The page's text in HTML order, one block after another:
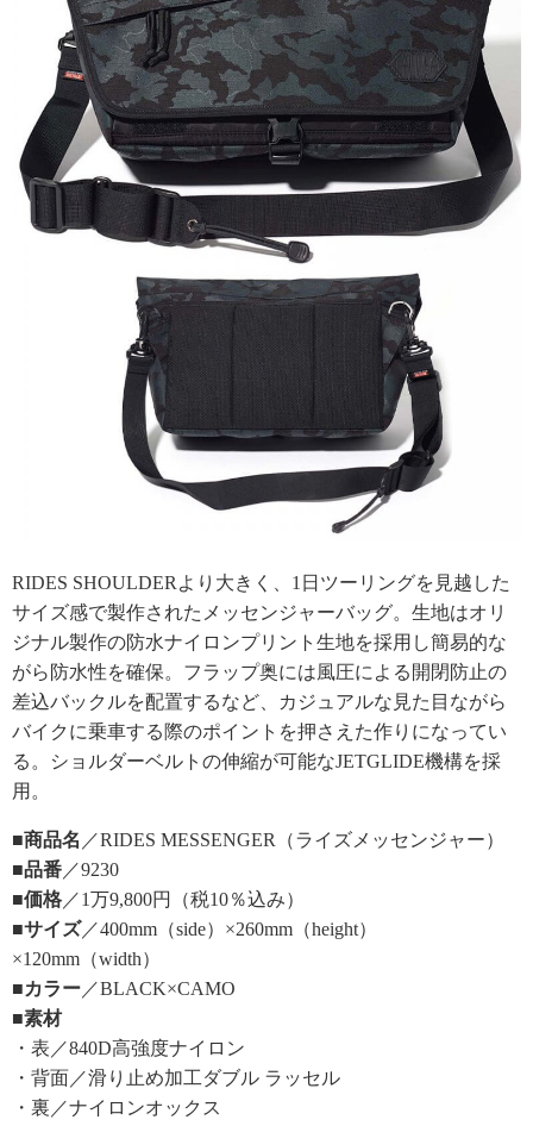
RIDES SHOULDERより大きく、1日ツーリングを見越した
サイズ感で製作されたメッセンジャーバッグ。生地はオリ
ジナル製作の防水ナイロンプリント生地を採用し簡易的な
がら防水性を確保。フラップ奥には風圧による開閉防止の
差込バックルを配置するなど、カジュアルな見た目ながら
バイクに乗車する際のポイントを押さえた作りになってい
る。ショルダーベルトの伸縮が可能なJETGLIDE機構を採
用。
■商品名 ／RIDES MESSENGER（ライズメッセンジャー）
■品番 ／9230
■価格 ／1万9,800円（税10％込み）
■サイズ／400mm（side）×260mm（height）
×120mm（width）
■カラー ／BLACK×CAMO
■素材
・表／840D高強度ナイロン
・背面／滑り止め加工ダブル ラッセル
・裏／ナイロンオックス